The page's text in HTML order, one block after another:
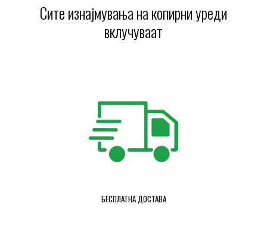
Сите изнајмувања на копирни уреди
вклучуваат
БЕСПЛАТНА ДОСТАВА